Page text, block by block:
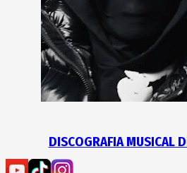
DISCOGRAFIA MUSICAL